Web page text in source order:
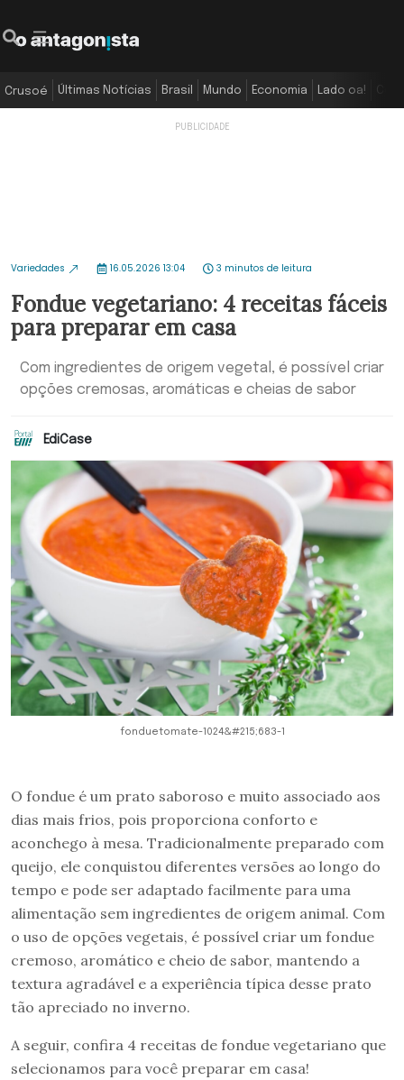
Crusoé Últimas Notícias Brasil Mundo Economia Lado oa!
Variedades 16.05.2026 13:04 3 minutos de leitura
Fondue vegetariano: 4 receitas fáceis
para preparar em casa
Com ingredientes de origem vegetal, é possível criar
opções cremosas, aromáticas e cheias de sabor
EdiCase
fonduetomate-1024&#215;683-1
O fondue é um prato saboroso e muito associado aos
dias mais frios, pois proporciona conforto e
aconchego à mesa. Tradicionalmente preparado com
queijo, ele conquistou diferentes versões ao longo do
tempo e pode ser adaptado facilmente para uma
alimentação sem ingredientes de origem animal. Com
o uso de opções vegetais, é possível criar um fondue
cremoso, aromático e cheio de sabor, mantendo a
textura agradável e a experiência típica desse prato
tão apreciado no inverno.
A seguir, confira 4 receitas de fondue vegetariano que
selecionamos para você preparar em casa!